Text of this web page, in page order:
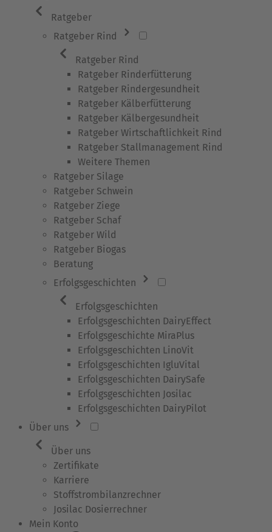
Ratgeber
Ratgeber Rind
Ratgeber Rind
Ratgeber Rinderfütterung
Ratgeber Rindergesundheit
Ratgeber Kälberfütterung
Ratgeber Kälbergesundheit
Ratgeber Wirtschaftlichkeit Rind
Ratgeber Stallmanagement Rind
Weitere Themen
Ratgeber Silage
Ratgeber Schwein
Ratgeber Ziege
Ratgeber Schaf
Ratgeber Wild
Ratgeber Biogas
Beratung
Erfolgsgeschichten
Erfolgsgeschichten
Erfolgsgeschichten DairyEffect
Erfolgsgeschichte MiraPlus
Erfolgsgeschichten LinoVit
Erfolgsgeschichten IgluVital
Erfolgsgeschichten DairySafe
Erfolgsgeschichten Josilac
Erfolgsgeschichten DairyPilot
Über uns
Über uns
Zertifikate
Karriere
Stoffstrombilanzrechner
Josilac Dosierrechner
Mein Konto